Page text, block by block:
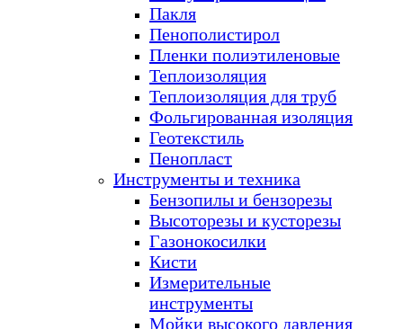
Пакля
Пенополистирол
Пленки полиэтиленовые
Теплоизоляция
Теплоизоляция для труб
Фольгированная изоляция
Геотекстиль
Пенопласт
Инструменты и техника
Бензопилы и бензорезы
Высоторезы и кусторезы
Газонокосилки
Кисти
Измерительные
инструменты
Мойки высокого давления